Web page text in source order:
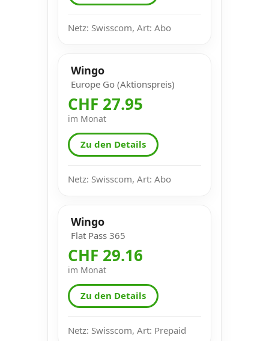
Netz: Swisscom, Art: Abo
Wingo
Europe Go (Aktionspreis)
CHF 27.95
im Monat
Zu den Details
Netz: Swisscom, Art: Abo
Wingo
Flat Pass 365
CHF 29.16
im Monat
Zu den Details
Netz: Swisscom, Art: Prepaid